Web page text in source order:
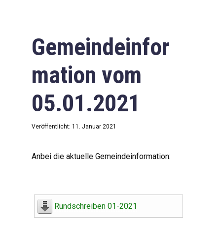
Gemeindeinfor
mation vom
05.01.2021
Veröffentlicht: 11. Januar 2021
Anbei die aktuelle Gemeindeinformation:
Rundschreiben 01-2021